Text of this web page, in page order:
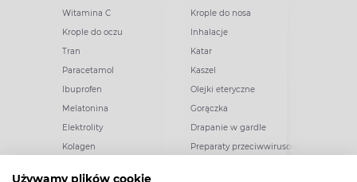
Używamy plików cookie
Witamina C
Krople do oczu
Tran
Paracetamol
Ibuprofen
Melatonina
Elektrolity
Kolagen
Krople do nosa
Inhalacje
Katar
Kaszel
Olejki eteryczne
Gorączka
Drapanie w gardle
Preparaty przeciwwirusowe